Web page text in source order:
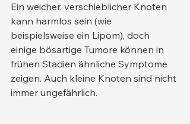
Ein weicher, verschieblicher Knoten
kann harmlos sein (wie
beispielsweise ein Lipom), doch
einige bösartige Tumore können in
frühen Stadien ähnliche Symptome
zeigen. Auch kleine Knoten sind nicht
immer ungefährlich.